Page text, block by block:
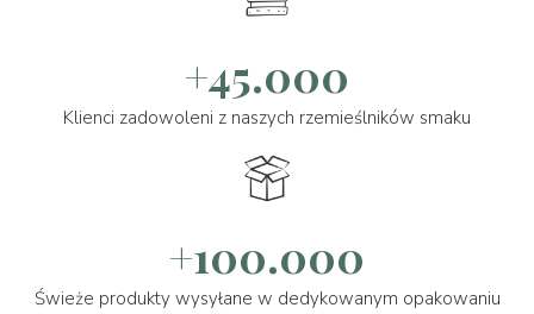
+45.000
Klienci zadowoleni z naszych rzemieślników smaku
+100.000
Świeże produkty wysyłane w dedykowanym opakowaniu